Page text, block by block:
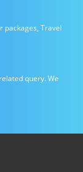
packages, Travel
query. We